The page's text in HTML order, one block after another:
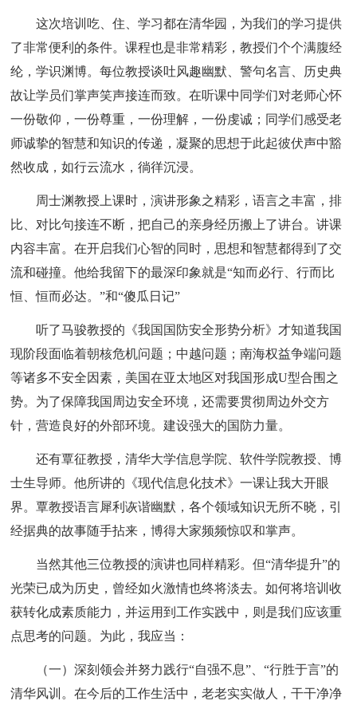
这次培训吃、住、学习都在清华园，为我们的学习提供
了非常便利的条件。课程也是非常精彩，教授们个个满腹经
纶，学识渊博。每位教授谈吐风趣幽默、警句名言、历史典
故让学员们掌声笑声接连而致。在听课中同学们对老师心怀
一份敬仰，一份尊重，一份理解，一份虔诚；同学们感受老
师诚挚的智慧和知识的传递，凝聚的思想于此起彼伏声中豁
然收成，如行云流水，徜徉沉浸。
周士渊教授上课时，演讲形象之精彩，语言之丰富，排
比、对比句接连不断，把自己的亲身经历搬上了讲台。讲课
内容丰富。在开启我们心智的同时，思想和智慧都得到了交
流和碰撞。他给我留下的最深印象就是“知而必行、行而比
恒、恒而必达。”和“傻瓜日记”
听了马骏教授的《我国国防安全形势分析》才知道我国
现阶段面临着朝核危机问题；中越问题；南海权益争端问题
等诸多不安全因素，美国在亚太地区对我国形成U型合围之
势。为了保障我国周边安全环境，还需要贯彻周边外交方
针，营造良好的外部环境。建设强大的国防力量。
还有覃征教授，清华大学信息学院、软件学院教授、博
士生导师。他所讲的《现代信息化技术》一课让我大开眼
界。覃教授语言犀利诙谐幽默，各个领域知识无所不晓，引
经据典的故事随手拈来，博得大家频频惊叹和掌声。
当然其他三位教授的演讲也同样精彩。但“清华提升”的
光荣已成为历史，曾经如火激情也终将淡去。如何将培训收
获转化成素质能力，并运用到工作实践中，则是我们应该重
点思考的问题。为此，我应当：
（一）深刻领会并努力践行“自强不息”、“行胜于言”的
清华风训。在今后的工作生活中，老老实实做人，干干净净